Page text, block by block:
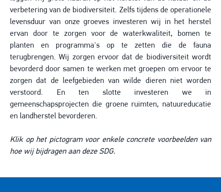
verbetering van de biodiversiteit. Zelfs tijdens de operationele
levensduur van onze groeves investeren wij in het herstel
ervan door te zorgen voor de waterkwaliteit, bomen te
planten en programma's op te zetten die de fauna
terugbrengen. Wij zorgen ervoor dat de biodiversiteit wordt
bevorderd door samen te werken met groepen om ervoor te
zorgen dat de leefgebieden van wilde dieren niet worden
verstoord. En ten slotte investeren we in
gemeenschapsprojecten die groene ruimten, natuureducatie
en landherstel bevorderen.
Klik op het pictogram voor enkele concrete voorbeelden van
hoe wij bijdragen aan deze SDG.